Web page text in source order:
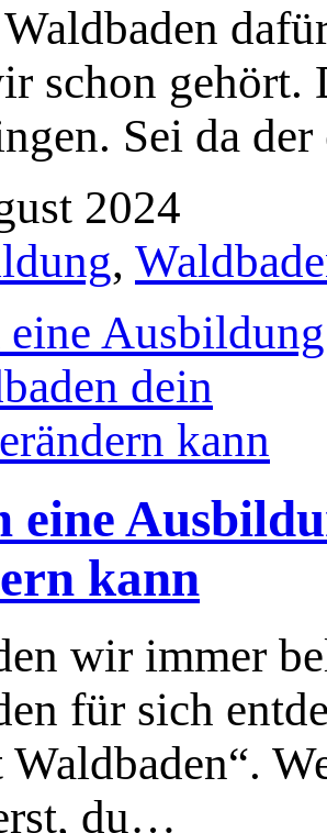
schon gehört.
Sei da
2024
,
eine
kann
wir immer
für sich
Waldbaden“.
du…